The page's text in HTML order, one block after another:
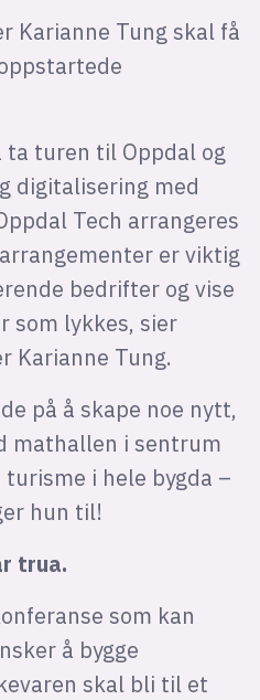
Karianne Tung skal få
ta turen til Oppdal og
digitalisering med
Tech arrangeres
er viktig
bedrifter og vise
som lykkes, sier
Karianne Tung.
på å skape noe nytt,
mathallen i sentrum
i hele bygda –
hun til!
trua.
som kan
å bygge
skal bli til et